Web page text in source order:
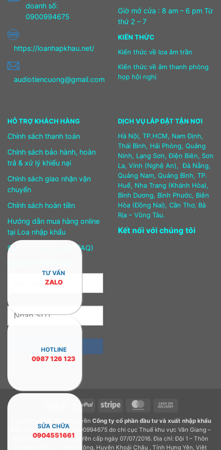
doanh số:
0900994675
https://loanhapkhau.net/
audiotiencuong@gmail.com
Giờ mở cửa : 8 am – 6 pm Từ
thứ 2 – 7
KIẾN THỨC
Kiến thức về loa âm trần
Kiến thức về âm thanh phòng
họp hội nghị
HỖ TRỢ KHÁCH HÀNG
Chính sách thanh toán
Chính sách bảo hành, hoàn
trả & xử lý khiếu nại
Chính sách giao nhận vận
chuyển
Chính sách hoàn tiền
Hướng dẫn mua hàng online
tại Loa nhập khẩu
Câu hỏi thường gặp (FAQ)
DỊCH VỤ LẮP ĐẶT TẬN NƠI
Hà Nội, TP.HCM, Nam Định,
Thái Bình, Hải Phòng, Quảng
Ninh, Lạng Sơn, Điện Biên, Sơn
La, Vinh (Nghệ An), Đà Nẵng,
Quảng Nam, Quảng Bình, TP.
Huế, Nha Trang (Khánh Hòa),
Bình Dương, Bình Phước, Biên
Hòa (Đồng Nai), Cần Thơ, Bà
Rịa – Vũng Tàu.
Kết nối với chúng tôi
PayPal Stripe MasterCard
Delivery
Copyright 2026 © Bản quyền Công ty cổ phần đầu tư và xuất nhập khẩu
Tiến Cường.GPDKKD: 0900994675 do chi cục Thuế khu vực Văn Giang –
Khoái Châu – Tỉnh Hưng Yên cấp ngày 07/07/2016. Địa chỉ: Đội 1 – Thôn
Hương Quất, Xã Thành Công, Huyện Khoái Châu , Tỉnh Hưng Yên, Việt
TƯ VẤN
ZALO
HOTLINE
0987 126 123
SỬA CHỮA
0904551661